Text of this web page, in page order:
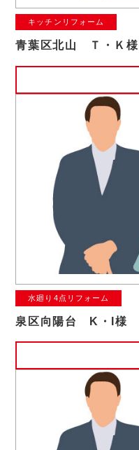
キッチンリフォーム
青葉区北山 Ｔ・Ｋ様
水廻り4点リフォーム
泉区向陽台 K・I様